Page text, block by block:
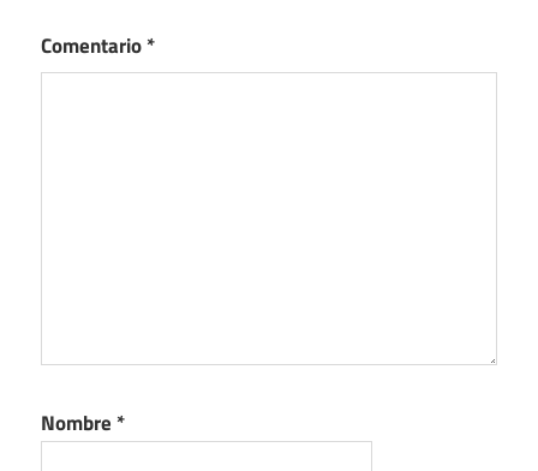
Comentario*
Nombre *